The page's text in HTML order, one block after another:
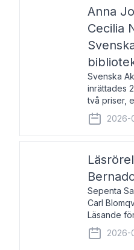
Anna
Cecilia
Svenska
inrättades
två priser,
ett
tilldelas
och
2026-
Sepenta
Carl
Läsande
Sverige.
föreningen
2026-